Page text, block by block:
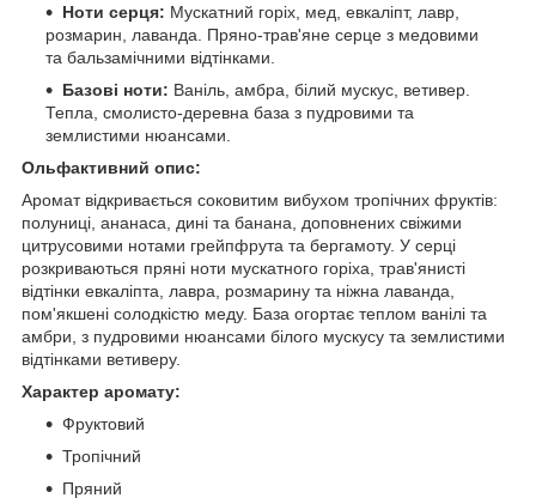
Ноти серця: Мускатний горіх, мед, евкаліпт, лавр,
розмарин, лаванда. Пряно-трав'яне серце з медовими
та бальзамічними відтінками.
Базові ноти: Ваніль, амбра, білий мускус, ветивер.
Тепла, смолисто-деревна база з пудровими та
землистими нюансами.
Ольфактивний опис:
Аромат відкривається соковитим вибухом тропічних фруктів:
полуниці, ананаса, дині та банана, доповнених свіжими
цитрусовими нотами грейпфрута та бергамоту. У серці
розкриваються пряні ноти мускатного горіха, трав'янисті
відтінки евкаліпта, лавра, розмарину та ніжна лаванда,
пом'якшені солодкістю меду. База огортає теплом ванілі та
амбри, з пудровими нюансами білого мускусу та землистими
відтінками ветиверу.
Характер аромату:
Фруктовий
Тропічний
Пряний